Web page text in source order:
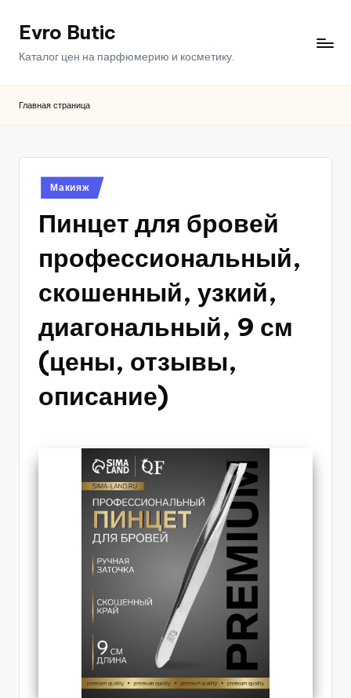
ПерейтиEvro Butic
Каталог цен на парфюмерию и косметику.
Главная страница
Опубликовано
в
Макияж
Пинцет для бровей
профессиональный,
скошенный, узкий,
диагональный, 9 см
(цены, отзывы,
описание)